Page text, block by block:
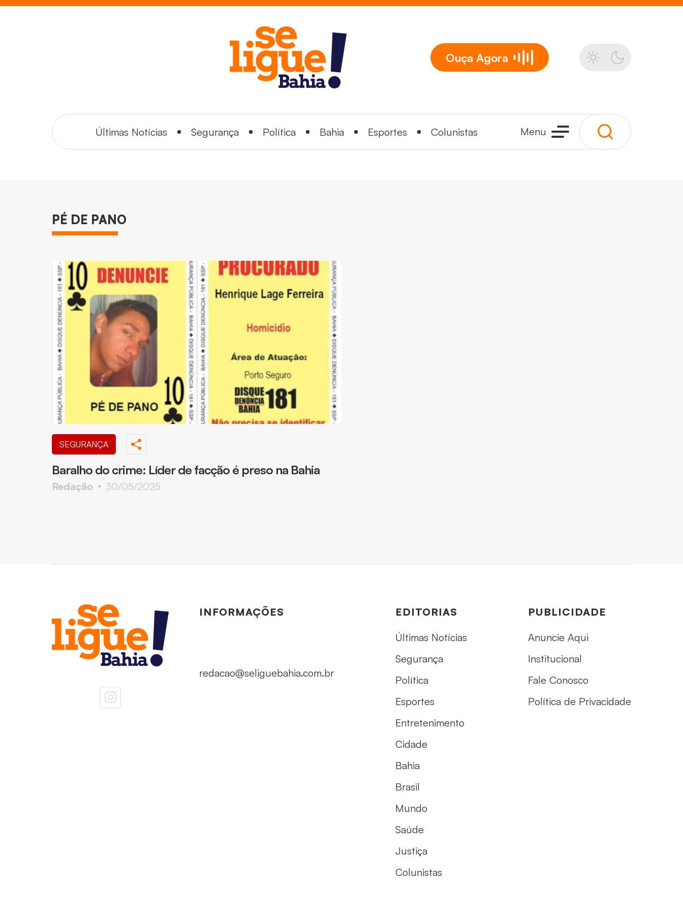
Ouça Agora
Últimas Notícias Segurança Política Bahia Esportes Colunistas Menu
PÉ DE PANO
SEGURANÇA
Baralho do crime: Líder de facção é preso na Bahia
Redação 30/05/2025
INFORMAÇÕES
redacao@seliguebahia.com.br
EDITORIAS
Últimas Notícias
Segurança
Política
Esportes
Entretenimento
Cidade
Bahia
Brasil
Mundo
Saúde
Justiça
Colunistas
PUBLICIDADE
Anuncie Aqui
Institucional
Fale Conosco
Política de Privacidade